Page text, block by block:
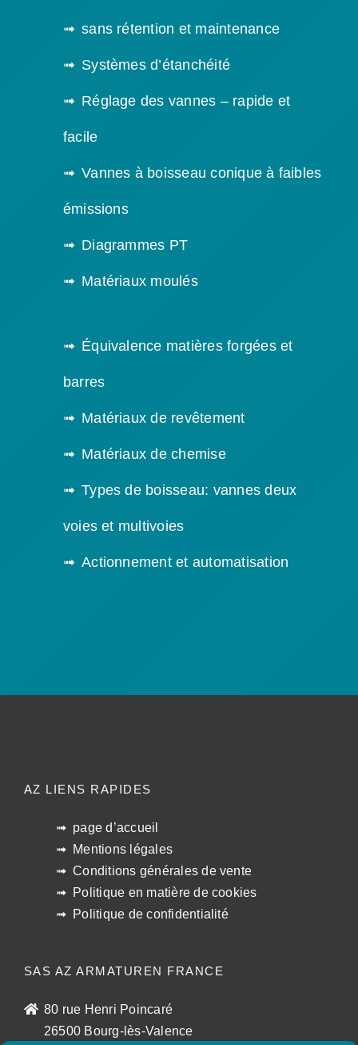
sans rétention et maintenance
Systèmes d’étanchéité
Réglage des vannes – rapide et
facile
Vannes à boisseau conique à faibles
émissions
Diagrammes PT
Matériaux moulés
Équivalence matières forgées et
barres
Matériaux de revêtement
Matériaux de chemise
Types de boisseau: vannes deux
voies et multivoies
Actionnement et automatisation
AZ LIENS RAPIDES
page d’accueil
Mentions légales
Conditions générales de vente
Politique en matière de cookies
Politique de confidentialité
SAS AZ ARMATUREN FRANCE
80 rue Henri Poincaré
26500 Bourg-lès-Valence